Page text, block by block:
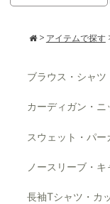
> アイテムで探す
ブラウス・シャツ
カーディガン・ニ
スウェット・パー
ノースリーブ・
長袖Tシャツ・カ